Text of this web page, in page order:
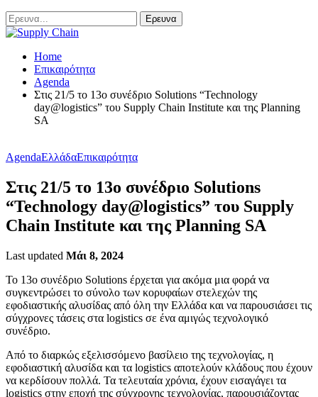
Home
Επικαιρότητα
Agenda
Στις 21/5 το 13ο συνέδριο Solutions “Technology
day@logistics” του Supply Chain Institute και της Planning
SA
AgendaΕλλάδαΕπικαιρότητα
Στις 21/5 το 13ο συνέδριο Solutions
“Technology day@logistics” του Supply
Chain Institute και της Planning SA
Last updated Μάι 8, 2024
Το 13ο συνέδριο Solutions έρχεται για ακόμα μια φορά να
συγκεντρώσει το σύνολο των κορυφαίων στελεχών της
εφοδιαστικής αλυσίδας από όλη την Ελλάδα και να παρουσιάσει τις
σύγχρονες τάσεις στα logistics σε ένα αμιγώς τεχνολογικό
συνέδριο.
Από το διαρκώς εξελισσόμενο βασίλειο της τεχνολογίας, η
εφοδιαστική αλυσίδα και τα logistics αποτελούν κλάδους που έχουν
να κερδίσουν πολλά. Τα τελευταία χρόνια, έχουν εισαγάγει τα
logistics στην εποχή της σύγχρονης τεχνολογίας, παρουσιάζοντας